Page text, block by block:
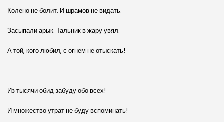
Колено не болит. И шрамов не видать.
Засыпали арык. Тальник в жару увял.
А той, кого любил, с огнем не отыскать!
Из тысячи обид забуду обо всех!
И множество утрат не буду вспоминать!